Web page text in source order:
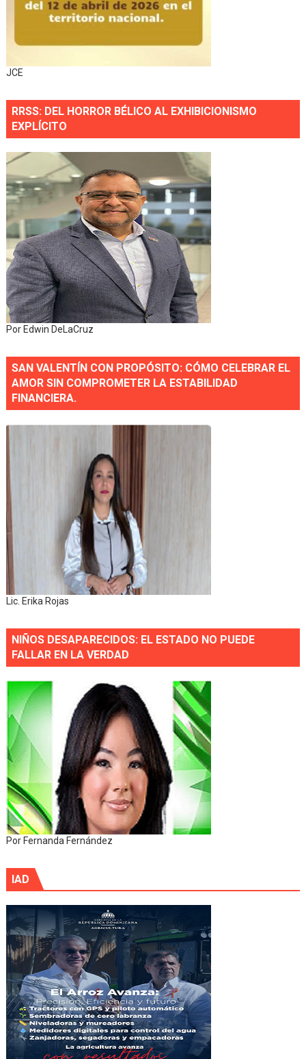
JCE
RRSS: DEL HORROR BÉLICO AL EXHIBICIONISMO
EXPLÍCITO
Por Edwin DeLaCruz
SAN VALENTÍN CON PROPÓSITO: CÓMO CELEBRAR EL
AMOR SIN COMPROMETER LA ESTABILIDAD
FINANCIERA.
Lic. Erika Rojas
NIÑOS DESAPARECIDOS: EL ESTADO NO PUEDE
FALLAR EN LA VERDAD
Por Fernanda Fernández
IAD